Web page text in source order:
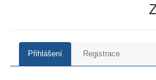
Přihlášení Registrace